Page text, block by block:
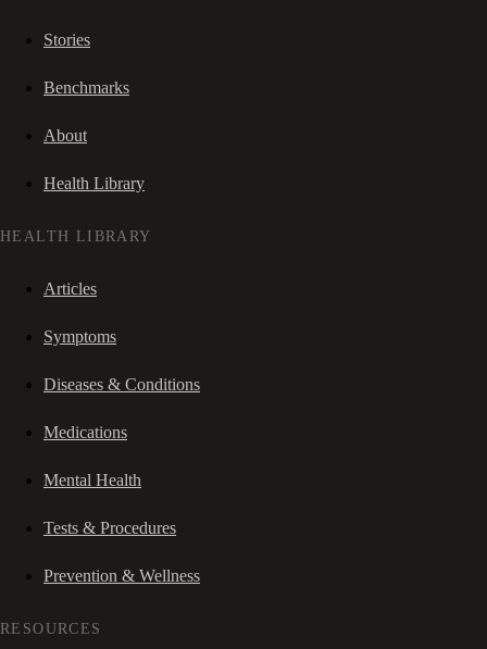
Stories
Benchmarks
About
Health Library
HEALTH LIBRARY
Articles
Symptoms
Diseases & Conditions
Medications
Mental Health
Tests & Procedures
Prevention & Wellness
RESOURCES